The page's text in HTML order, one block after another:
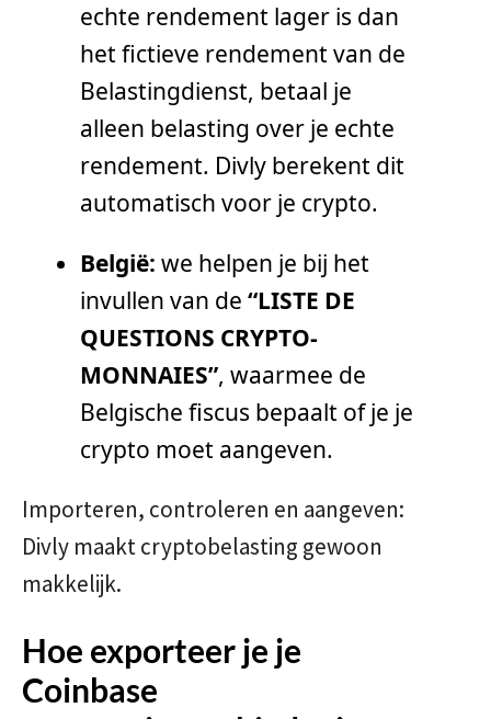
echte rendement lager is dan
het fictieve rendement van de
Belastingdienst, betaal je
alleen belasting over je echte
rendement. Divly berekent dit
automatisch voor je crypto.
België: we helpen je bij het
invullen van de “LISTE DE
QUESTIONS CRYPTO-
MONNAIES”, waarmee de
Belgische fiscus bepaalt of je je
crypto moet aangeven.
Importeren, controleren en aangeven:
Divly maakt cryptobelasting gewoon
makkelijk.
Hoe exporteer je je
Coinbase